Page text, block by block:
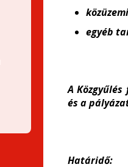
egyéb
A
és a
Határidő: